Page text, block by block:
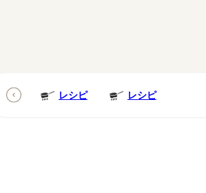
シピ レシピ レシピ